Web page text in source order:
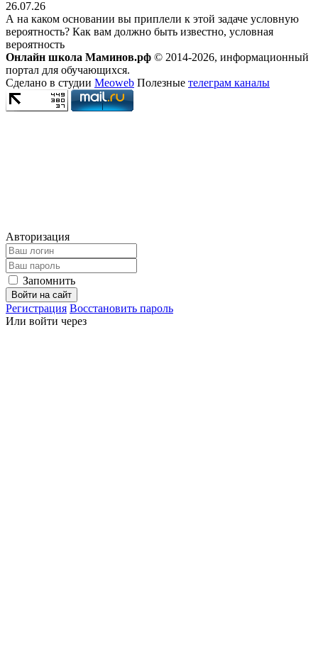
26.07.26
А на каком основании вы приплели к этой задаче условную
вероятность? Как вам должно быть известно, условная
вероятность
Онлайн школа Маминов.рф © 2014-2026, информационный
портал для обучающихся.
Сделано в студии Meoweb Полезные телеграм каналы
Авторизация
Запомнить
Войти на сайт
Регистрация Восстановить пароль
Или войти через